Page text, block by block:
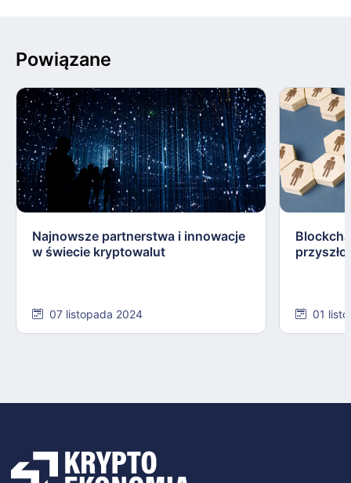
Powiązane
Najnowsze partnerstwa i innowacje
w świecie kryptowalut
07 listopada 2024 01